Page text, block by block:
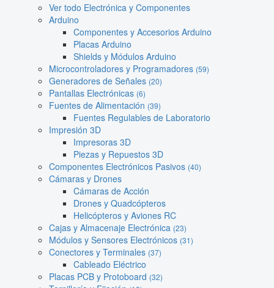
Ver todo Electrónica y Componentes
Arduino
Componentes y Accesorios Arduino
Placas Arduino
Shields y Módulos Arduino
Microcontroladores y Programadores (59)
Generadores de Señales (20)
Pantallas Electrónicas (6)
Fuentes de Alimentación (39)
Fuentes Regulables de Laboratorio
Impresión 3D
Impresoras 3D
Piezas y Repuestos 3D
Componentes Electrónicos Pasivos (40)
Cámaras y Drones
Cámaras de Acción
Drones y Quadcópteros
Helicópteros y Aviones RC
Cajas y Almacenaje Electrónica (23)
Módulos y Sensores Electrónicos (31)
Conectores y Terminales (37)
Cableado Eléctrico
Placas PCB y Protoboard (32)